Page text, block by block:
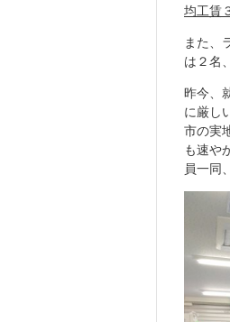
均工賃
また、
は２名
昨今、
に厳し
市の実
も速や
員一同